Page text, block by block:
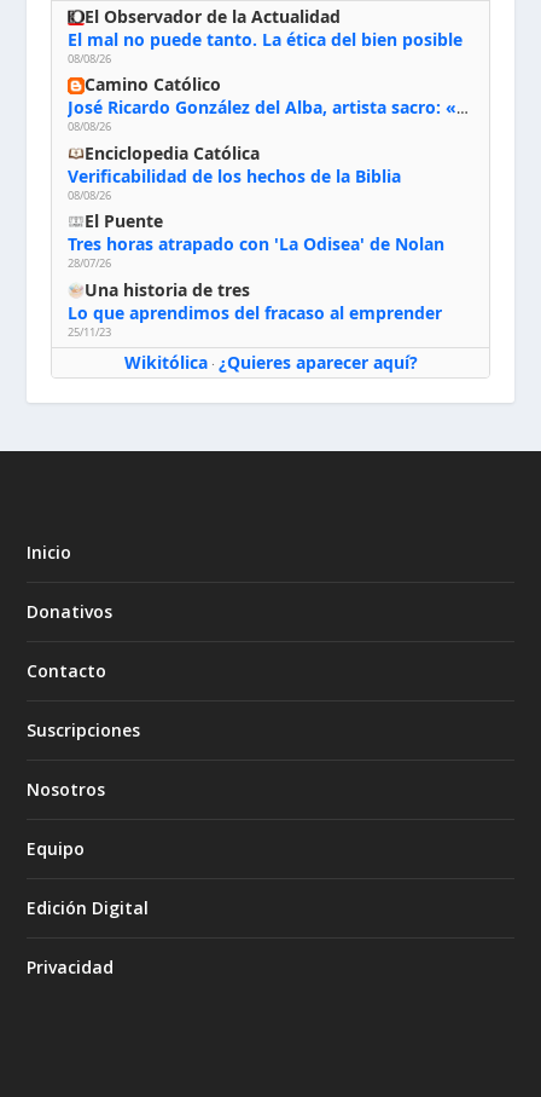
El Observador de la Actualidad
El mal no puede tanto. La ética del bien posible
08/08/26
Camino Católico
José Ricardo González del Alba, artista sacro: «Yo oro, hablo con Dios, le pido al Espíritu Santo su inspiración y siempre pinto rezando el rosario para que sea Él quien actúe a través de mis manos»
08/08/26
Enciclopedia Católica
Verificabilidad de los hechos de la Biblia
08/08/26
El Puente
Tres horas atrapado con 'La Odisea' de Nolan
28/07/26
Una historia de tres
Lo que aprendimos del fracaso al emprender
25/11/23
Wikitólica· ¿Quieres aparecer aquí?
Inicio
Donativos
Contacto
Suscripciones
Nosotros
Equipo
Edición Digital
Privacidad